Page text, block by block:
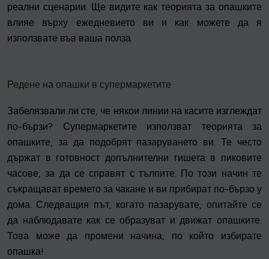
реални сценарии. Ще видите как теорията за опашките
влияе върху ежедневието ви и как можете да я
използвате във ваша полза.
Редене на опашки в супермаркетите
Забелязвали ли сте, че някои линии на касите изглеждат
по-бързи? Супермаркетите използват теорията за
опашките, за да подобрят пазаруването ви. Те често
държат в готовност допълнителни гишета в пиковите
часове, за да се справят с тълпите. По този начин те
съкращават времето за чакане и ви прибират по-бързо у
дома. Следващия път, когато пазарувате, опитайте се
да наблюдавате как се образуват и движат опашките.
Това може да промени начина, по който избирате
опашка!